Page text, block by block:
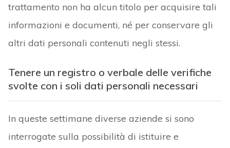
trattamento non ha alcun titolo per acquisire tali
informazioni e documenti, né per conservare gli
altri dati personali contenuti negli stessi.
Tenere un registro o verbale delle verifiche
svolte con i soli dati personali necessari
In queste settimane diverse aziende si sono
interrogate sulla possibilità di istituire e